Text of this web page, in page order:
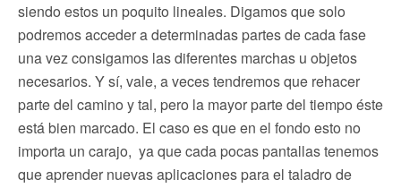
siendo estos un poquito lineales. Digamos que solo
podremos acceder a determinadas partes de cada fase
una vez consigamos las diferentes marchas u objetos
necesarios. Y sí, vale, a veces tendremos que rehacer
parte del camino y tal, pero la mayor parte del tiempo éste
está bien marcado. El caso es que en el fondo esto no
importa un carajo, ya que cada pocas pantallas tenemos
que aprender nuevas aplicaciones para el taladro de